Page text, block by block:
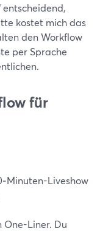
kostet mich das
den Workflow
per Sprache
für
Liveshow
One-Liner. Du